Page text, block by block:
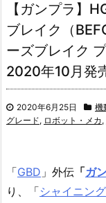
【ガンプラ】
ブレイク（
ーズブレイク
2020年10月発
2020年6月25日 機
グレード, ロボット・メカ ,
「GBD 」外伝 「ガ
り、「シャイニン